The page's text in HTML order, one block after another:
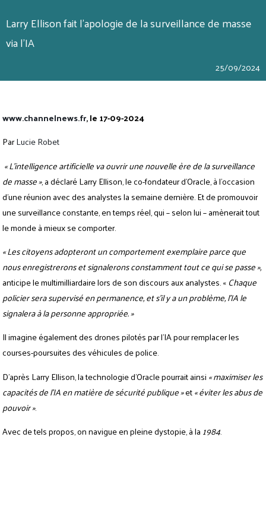
Larry Ellison fait l’apologie de la surveillance de masse
via l’IA
25/09/2024
www.channelnews.fr, le 17-09-2024
ParLucie Robet
« L’intelligence artificielle va ouvrir une nouvelle ère de la surveillance
de masse », a déclaré Larry Ellison, le co-fondateur d’Oracle, à l’occasion
d’une réunion avec des analystes la semaine dernière. Et de promouvoir
une surveillance constante, en temps réel, qui – selon lui – amènerait tout
le monde à mieux se comporter.
« Les citoyens adopteront un comportement exemplaire parce que
nous enregistrerons et signalerons constamment tout ce qui se passe »,
anticipe le multimilliardaire lors de son discours aux analystes. «Chaque
policier sera supervisé en permanence, et s’il y a un problème, l’IA le
signalera à la personne appropriée. »
Il imagine également des drones pilotés par l’IA pour remplacer les
courses-poursuites des véhicules de police.
D’après Larry Ellison, la technologie d’Oracle pourrait ainsi« maximiser les
capacités de l’IA en matière de sécurité publique »et« éviter les abus de
pouvoir ».
Avec de tels propos, on navigue en pleine dystopie, à la1984.